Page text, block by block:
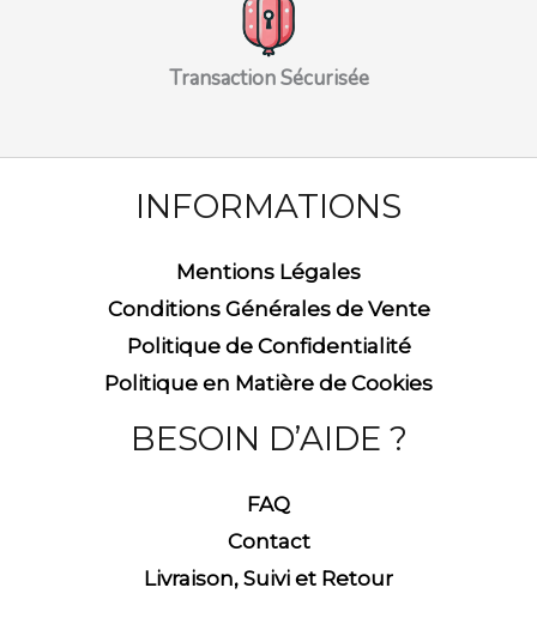
Transaction Sécurisée
INFORMATIONS
Mentions Légales
Conditions Générales de Vente
Politique de Confidentialité
Politique en Matière de Cookies
BESOIN D’AIDE ?
FAQ
Contact
Livraison, Suivi et Retour